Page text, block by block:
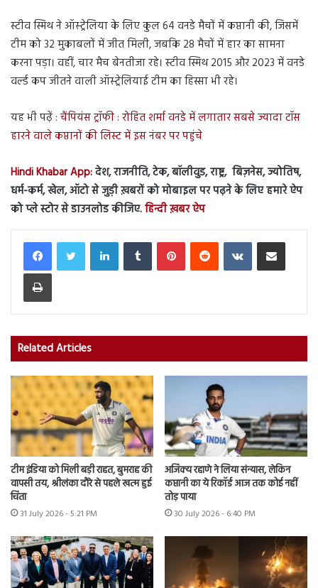
स्टीव स्मिथ ने ऑस्ट्रेलिया के लिए कुल 64 वनडे मैचों में कप्तानी की, जिसमें
टीम को 32 मुकाबलों में जीत मिली, जबकि 28 मैचों में हार का सामना
करना पड़ा। वहीं, चार मैच बेनतीजा रहे। स्टीव स्मिथ 2015 और 2023 में वनडे
वर्ल्ड कप जीतने वाली ऑस्ट्रेलियाई टीम का हिस्सा भी रहे।
यह भी पढ़ें : चैंपियंस ट्रॉफी : रोहित शर्मा वनडे में लगातार सबसे ज्यादा टॉस
हारने वाले कप्तानों की लिस्ट में इस नंबर पर पहुंचे
Hindi Khabar App:देश, राजनीति, टेक, बॉलीवुड, राष्ट्र, बिज़नेस, ज्योतिष,
धर्म-कर्म, खेल, ऑटो से जुड़ी ख़बरों को मोबाइल पर पढ़ने के लिए हमारे ऐप
को प्ले स्टोर से डाउनलोड कीजिए.हिन्दी ख़बर ऐप
LinkedInTumblr PinterestReddit VKontakteShare via Email
Print
Related Articles
टीम इंडिया को मिली बड़ी राहत, बुमराह की
वापसी तय, श्रीलंका दौरे से पहले खत्म हुई
चिंता
31 July 2026 - 5:21 PM
अजिंक्य रहाणे ने लिया संन्यास, लेकिन
कप्तानी का ये रिकॉर्ड आज तक कोई नहीं
तोड़ पाया
30 July 2026 - 6:40 PM